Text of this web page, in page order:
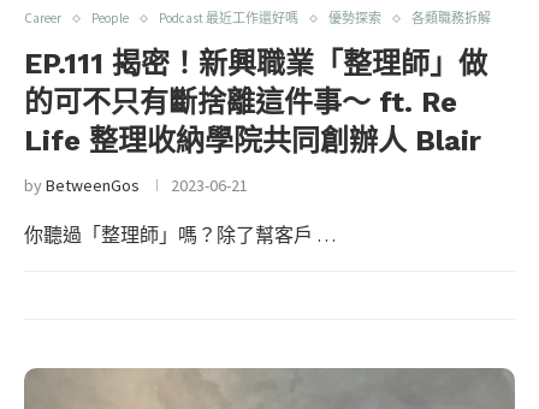
Career People Podcast 最近工作還好嗎 優勢探索 各類職務拆解
EP.111 揭密！新興職業「整理師」做
的可不只有斷捨離這件事～ ft. Re
Life 整理收納學院共同創辦人 Blair
byBetweenGos 2023-06-21
你聽過「整理師」嗎？除了幫客戶 …